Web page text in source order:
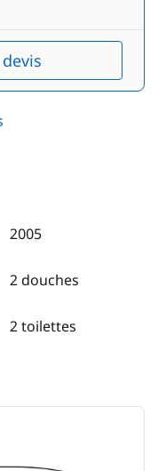
2005
2 douches
2 toilettes